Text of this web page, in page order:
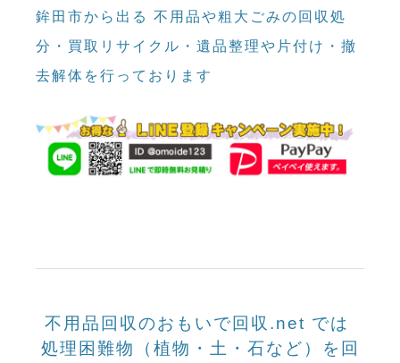
鉾田市から出る 不用品や粗大ごみの回収処
分・買取リサイクル・遺品整理や片付け・撤
去解体を行っております
不用品回収のおもいで回収.net では
処理困難物（植物・土・石など）を回